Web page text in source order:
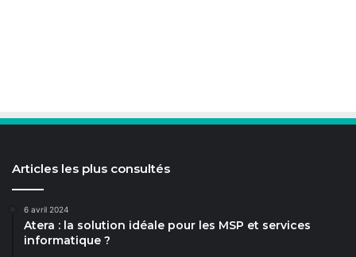
Articles les plus consultés
6 avril 2024
Atera : la solution idéale pour les MSP et services
informatique ?